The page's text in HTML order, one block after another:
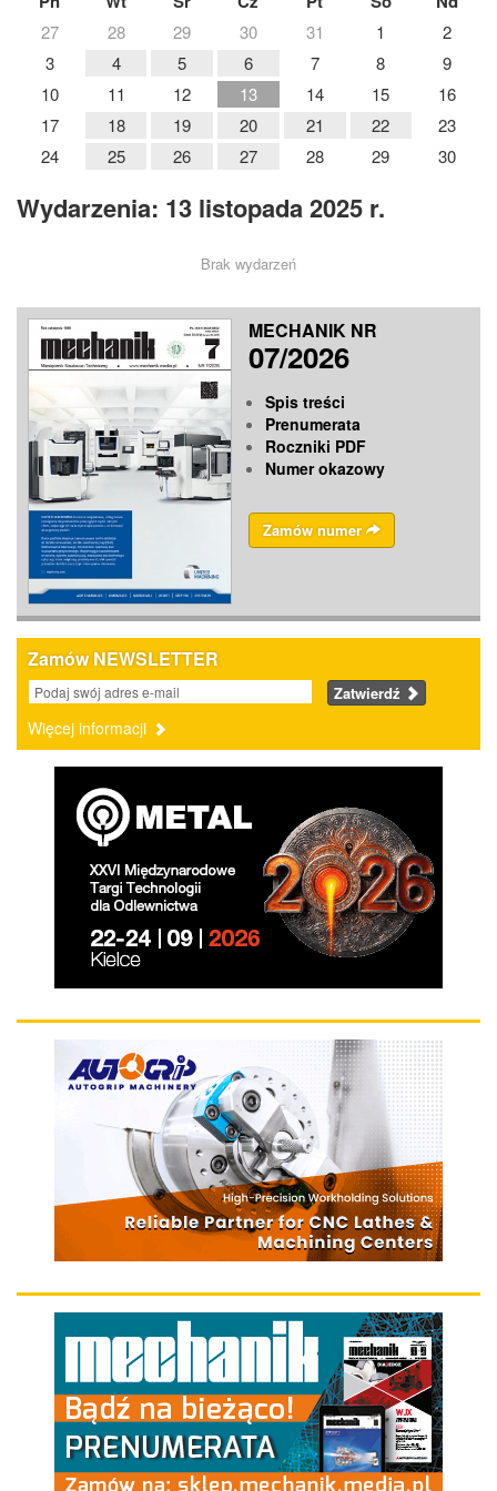
27 28 29 30 31 1
2
3
4 5 6 7 8
9
10
11 12 13 14 15
16
17
18 19 20 21 22
23
24
25 26 27 28 29 30
Wydarzenia: 13 listopada 2025 r.
Brak wydarzeń
MECHANIK NR
07/2026
Spis treści
Prenumerata
Roczniki PDF
Numer okazowy
Zamów numer
Zamów NEWSLETTER
Zatwierdź
Więcej informacji